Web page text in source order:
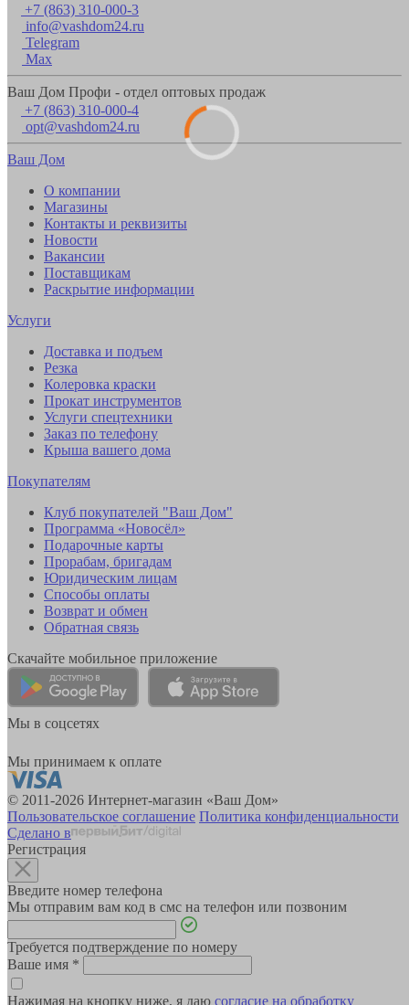
+7 (863) 310-000-3
info@vashdom24.ru
Telegram
Max
Ваш Дом Профи - отдел оптовых продаж
+7 (863) 310-000-4
opt@vashdom24.ru
Ваш Дом
О компании
Магазины
Контакты и реквизиты
Новости
Вакансии
Поставщикам
Раскрытие информации
Услуги
Доставка и подъем
Резка
Колеровка краски
Прокат инструментов
Услуги спецтехники
Заказ по телефону
Крыша вашего дома
Покупателям
Клуб покупателей "Ваш Дом"
Программа «Новосёл»
Подарочные карты
Прорабам, бригадам
Юридическим лицам
Способы оплаты
Возврат и обмен
Обратная связь
Скачайте мобильное приложение
Мы в соцсетях
Мы принимаем к оплате
© 2011-2026 Интернет-магазин «Ваш Дом»
Пользовательское соглашение Политика конфиденциальности
Сделано в
Регистрация
Введите номер телефона
Мы отправим вам код в смс на телефон или позвоним
Требуется подтверждение по номеру
Ваше имя *
Нажимая на кнопку ниже, я даю согласие на обработку